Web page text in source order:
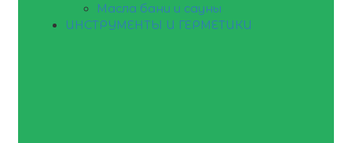
Масла бани и сауны
ИНСТРУМЕНТЫ И ГЕРМЕТИКИ